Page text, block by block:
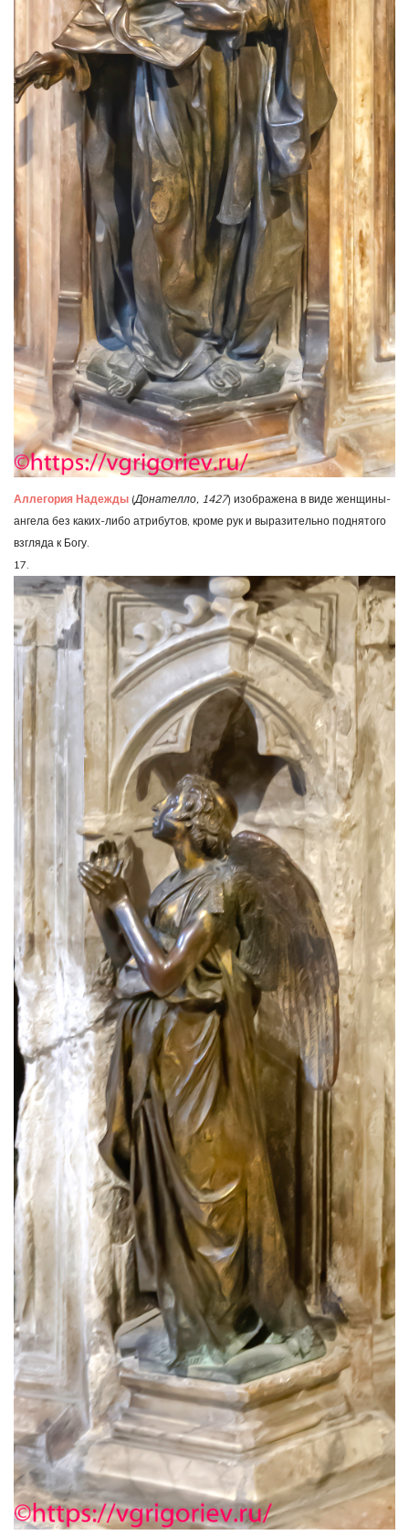
Аллегория Надежды (Донателло, 1427) изображена в виде женщины-
ангела без каких-либо атрибутов, кроме рук и выразительно поднятого
взгляда к Богу.
17.